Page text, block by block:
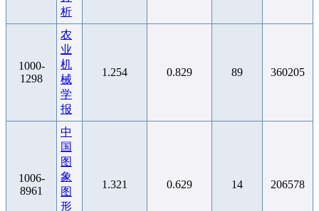
析
1000-
1298
农
业
机
械
学
报
1.254 0.829 89 360205
1006-
8961
中
国
图
象
图
形
1.321 0.629 14 206578